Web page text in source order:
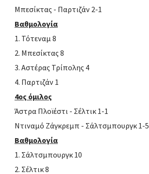
Μπεσίκτας - Παρτιζάν 2-1
Βαθμολογία
1. Τότεναμ 8
2. Μπεσίκτας 8
3. Αστέρας Τρίπολης 4
4. Παρτιζάν 1
4ος όμιλος
Άστρα Πλοϊέστι - Σέλτικ 1-1
Ντιναμό Ζάγκρεμπ - Σάλτσμπουργκ 1-5
Βαθμολογία
1. Σάλτσμπουργκ 10
2. Σέλτικ 8